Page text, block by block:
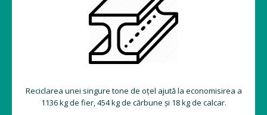
Reciclarea unei singure tone de oțel ajută la economisirea a
1136 kg de fier, 454 kg de cărbune și 18 kg de calcar.